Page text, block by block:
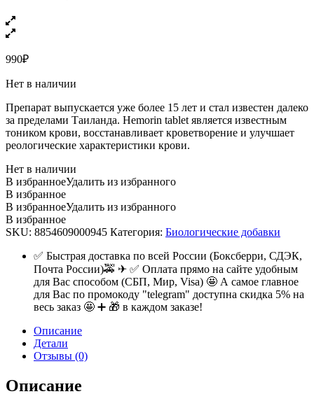
990₽
Нет в наличии
Препарат выпускается уже более 15 лет и стал известен далеко
за пределами Таиланда. Hemorin tablet является известным
тоником крови, восстанавливает кроветворение и улучшает
реологические характеристики крови.
Нет в наличии
В избранноеУдалить из избранного
В избранное
В избранноеУдалить из избранного
В избранное
SKU: 8854609000945 Категория: Биологические добавки
✅ Быстрая доставка по всей России (Боксберри, СДЭК,
Почта России)🚕 ✈ ✅ Оплата прямо на сайте удобным
для Вас способом (СБП, Мир, Visa) 🤩 А самое главное
для Вас по промокоду "telegram" доступна скидка 5% на
весь заказ 🤩 ➕ 🎁 в каждом заказе!
Описание
Детали
Отзывы (0)
Описание